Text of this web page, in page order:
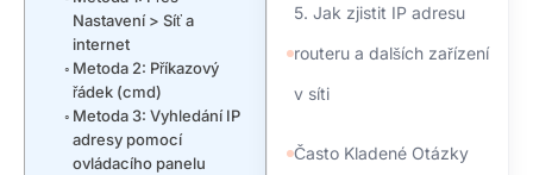
Nastavení > Síť a
internet
Metoda 2: Příkazový
řádek (cmd)
Metoda 3: Vyhledání IP
adresy pomocí
ovládacího panelu
5. Jak zjistit IP adresu
routeru a dalších zařízení
v síti
Často Kladené Otázky